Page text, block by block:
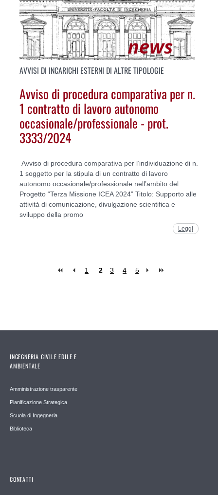
AVVISI DI INCARICHI ESTERNI DI ALTRE TIPOLOGIE
Avviso di procedura comparativa per n.
1 contratto di lavoro autonomo
occasionale/professionale - prot.
3333/2024
Avviso di procedura comparativa per l’individuazione di n.
1 soggetto per la stipula di un contratto di lavoro
autonomo occasionale/professionale nell’ambito del
Progetto “Terza Missione ICEA 2024” Titolo: Supporto alle
attività di comunicazione, divulgazione scientifica e
sviluppo della promo
Leggi
1 2 3 4 5
INGEGNERIA CIVILE EDILE E
AMBIENTALE
Amministrazione trasparente
Pianificazione Strategica
Scuola di Ingegneria
Biblioteca
CONTATTI